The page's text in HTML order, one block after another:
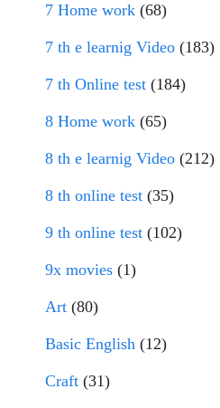
7 Home work (68)
7 th e learnig Video (183)
7 th Online test (184)
8 Home work (65)
8 th e learnig Video (212)
8 th online test (35)
9 th online test (102)
9x movies (1)
Art (80)
Basic English (12)
Craft (31)